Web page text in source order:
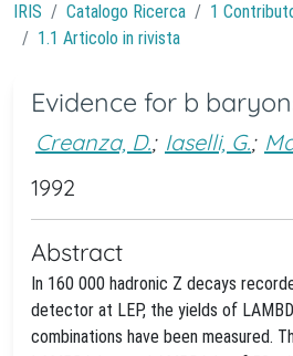
IRIS Catalogo Ricerca
1
1.1 Articolo in rivista
Evidence for b
Creanza, D.; Iaselli, G.;
1992
Abstract
In 160 000 hadronic Z decays
detector at LEP, the yields of
combinations have been measured.